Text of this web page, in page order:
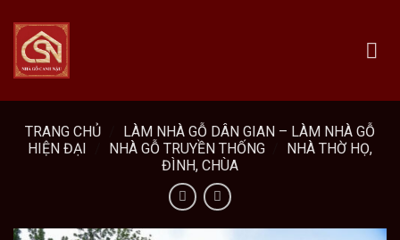
content
TRANG CHỦ
LÀM NHÀ GỖ DÂN GIAN – LÀM NHÀ GỖ
HIỆN ĐẠI
NHÀ GỖ TRUYỀN THỐNG
NHÀ THỜ HỌ,
ĐÌNH, CHÙA